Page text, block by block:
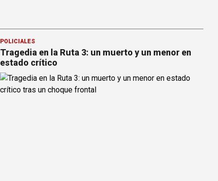
POLICIALES
Tragedia en la Ruta 3: un muerto y un menor en
estado crítico